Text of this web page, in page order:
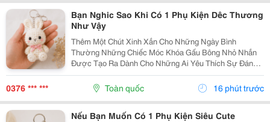
Bạn Nghic Sao Khi Có 1 Phụ Kiện Dêc Thương
Như Vậy
Thêm Một Chút Xinh Xắn Cho Những Ngày Bình
Thường Những Chiếc Móc Khóa Gấu Bông Nhỏ Nhắn
Được Tạo Ra Dành Cho Những Ai Yêu Thích Sự Đáng
Yêu Và Những Món Đồ Có Dấu Ấn Riêng. Từ Chiếc Balo
Đi Học, Túi Xách Đi Chơi Đến Chùm Chìa Khóa Quen
Thuộc,...
0376 *** *** Toàn quốc 16 phút trước
Nếu Bạn Muốn Có 1 Phụ Kiện Siêu Cute